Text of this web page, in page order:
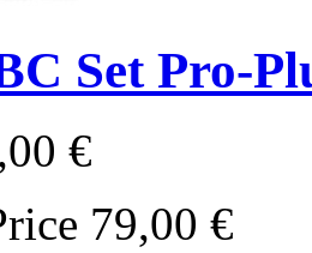
Set Pro-
€
79,00 €